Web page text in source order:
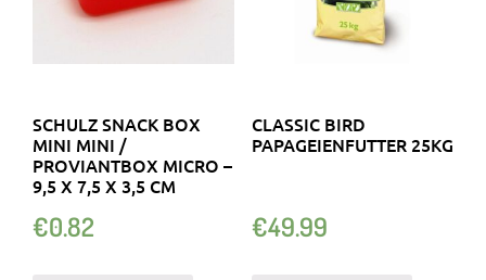
SCHULZ SNACK BOX
MINI MINI /
PROVIANTBOX MICRO –
9,5 X 7,5 X 3,5 CM
€0.82
CLASSIC BIRD
PAPAGEIENFUTTER 25KG
€49.99